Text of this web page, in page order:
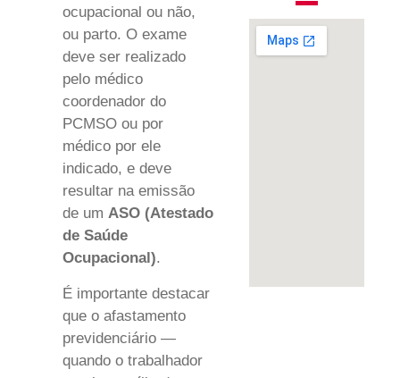
ocupacional ou não,
ou parto. O exame
deve ser realizado
pelo médico
coordenador do
PCMSO ou por
médico por ele
indicado, e deve
resultar na emissão
de um ASO (Atestado
de Saúde
Ocupacional).
É importante destacar
que o afastamento
previdenciário —
quando o trabalhador